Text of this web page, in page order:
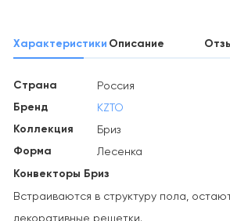
Характеристики Описание
Страна Россия
Бренд KZTO
Коллекция Бриз
Форма Лесенка
Конвекторы Бриз
Встраиваются в структуру пола,
декоративные решетки.